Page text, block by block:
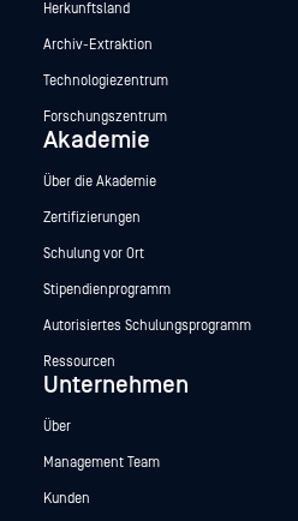
Herkunftsland
Archiv-Extraktion
Technologiezentrum
Forschungszentrum
Akademie
Über die Akademie
Zertifizierungen
Schulung vor Ort
Stipendienprogramm
Autorisiertes Schulungsprogramm
Ressourcen
Unternehmen
Über
Management Team
Kunden